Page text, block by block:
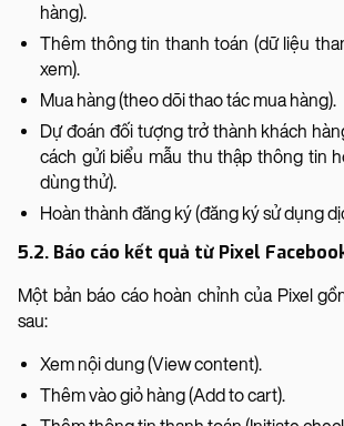
hàng).
Thêm thông tin thanh toán (dữ liệu
xem).
Mua hàng (theo dõi thao tác mua hàng).
Dự đoán đối tượng trở thành khách
cách gửi biểu mẫu thu thập thông tin
dùng thử).
Hoàn thành đăng ký (đăng ký sử dụng
5.2. Báo cáo kết quả từ Pixel
Một bản báo cáo hoàn chỉnh của Pixel
sau:
Xem nội dung (View content).
Thêm vào giỏ hàng (Add to cart).